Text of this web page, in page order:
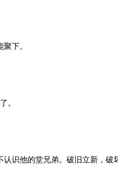
下。
。
识他的堂兄弟。破旧立新，破